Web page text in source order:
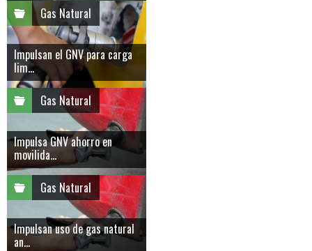
Gas Natural
Impulsan el GNV para carga
lim...
Gas Natural
Impulsa GNV ahorro en
movilida...
Gas Natural
Impulsan uso de gas natural
an...